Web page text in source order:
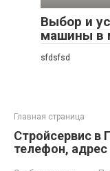
Выбор и
машины в
sfdsfsd
Главная страница
Стройсервис в
телефон,